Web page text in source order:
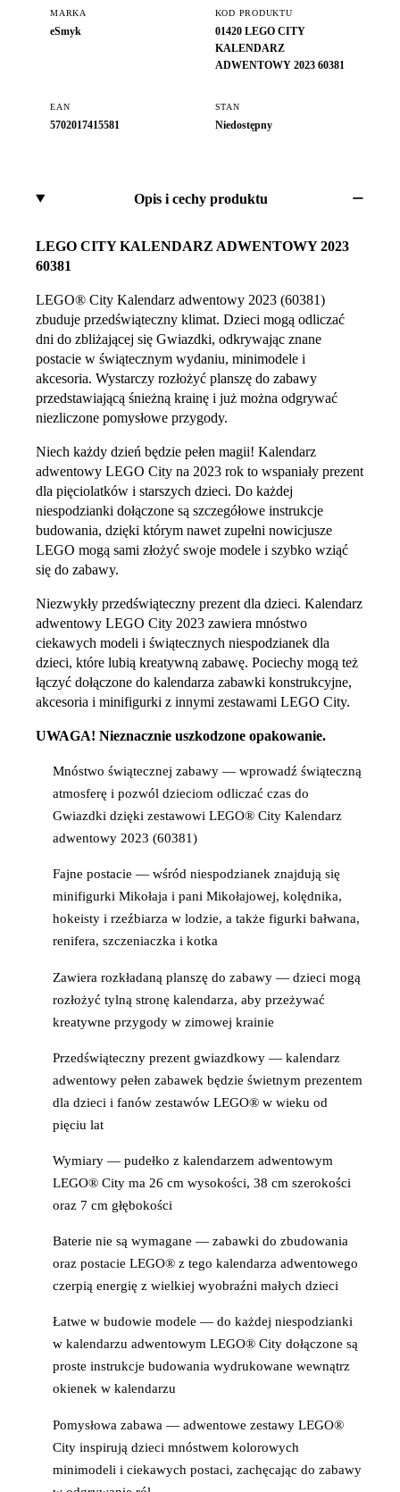
MARKA
eSmyk
KOD PRODUKTU
01420 LEGO CITY
KALENDARZ
ADWENTOWY 2023 60381
EAN
5702017415581
STAN
Niedostępny
Opis i cechy produktu
LEGO CITY KALENDARZ ADWENTOWY 2023
60381
LEGO® City Kalendarz adwentowy 2023 (60381)
zbuduje przedświąteczny klimat. Dzieci mogą odliczać
dni do zbliżającej się Gwiazdki, odkrywając znane
postacie w świątecznym wydaniu, minimodele i
akcesoria. Wystarczy rozłożyć planszę do zabawy
przedstawiającą śnieżną krainę i już można odgrywać
niezliczone pomysłowe przygody.
Niech każdy dzień będzie pełen magii! Kalendarz
adwentowy LEGO City na 2023 rok to wspaniały prezent
dla pięciolatków i starszych dzieci. Do każdej
niespodzianki dołączone są szczegółowe instrukcje
budowania, dzięki którym nawet zupełni nowicjusze
LEGO mogą sami złożyć swoje modele i szybko wziąć
się do zabawy.
Niezwykły przedświąteczny prezent dla dzieci. Kalendarz
adwentowy LEGO City 2023 zawiera mnóstwo
ciekawych modeli i świątecznych niespodzianek dla
dzieci, które lubią kreatywną zabawę. Pociechy mogą też
łączyć dołączone do kalendarza zabawki konstrukcyjne,
akcesoria i minifigurki z innymi zestawami LEGO City.
UWAGA! Nieznacznie uszkodzone opakowanie.
Mnóstwo świątecznej zabawy — wprowadź świąteczną
atmosferę i pozwól dzieciom odliczać czas do
Gwiazdki dzięki zestawowi LEGO® City Kalendarz
adwentowy 2023 (60381)
Fajne postacie — wśród niespodzianek znajdują się
minifigurki Mikołaja i pani Mikołajowej, kolędnika,
hokeisty i rzeźbiarza w lodzie, a także figurki bałwana,
renifera, szczeniaczka i kotka
Zawiera rozkładaną planszę do zabawy — dzieci mogą
rozłożyć tylną stronę kalendarza, aby przeżywać
kreatywne przygody w zimowej krainie
Przedświąteczny prezent gwiazdkowy — kalendarz
adwentowy pełen zabawek będzie świetnym prezentem
dla dzieci i fanów zestawów LEGO® w wieku od
pięciu lat
Wymiary — pudełko z kalendarzem adwentowym
LEGO® City ma 26 cm wysokości, 38 cm szerokości
oraz 7 cm głębokości
Baterie nie są wymagane — zabawki do zbudowania
oraz postacie LEGO® z tego kalendarza adwentowego
czerpią energię z wielkiej wyobraźni małych dzieci
Łatwe w budowie modele — do każdej niespodzianki
w kalendarzu adwentowym LEGO® City dołączone są
proste instrukcje budowania wydrukowane wewnątrz
okienek w kalendarzu
Pomysłowa zabawa — adwentowe zestawy LEGO®
City inspirują dzieci mnóstwem kolorowych
minimodeli i ciekawych postaci, zachęcając do zabawy